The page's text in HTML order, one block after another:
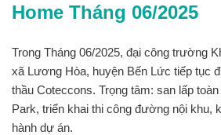
Home Tháng 06/2025
Trong Tháng 06/2025, đại công trường
xã Lương Hòa, huyện Bến Lức tiếp tục
thầu Coteccons. Trọng tâm: san lấp
Park, triển khai thi công đường nội khu,
hành dự án.